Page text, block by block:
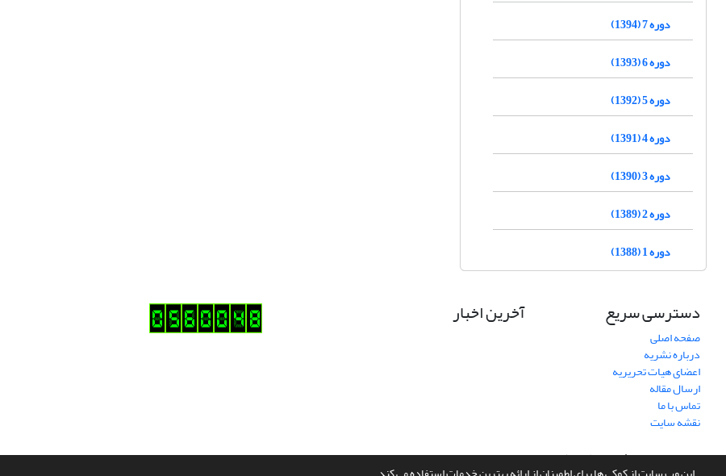
دوره 7 (1394)
دوره 6 (1393)
دوره 5 (1392)
دوره 4 (1391)
دوره 3 (1390)
دوره 2 (1389)
دوره 1 (1388)
دسترسی سریع
صفحه اصلی
درباره نشریه
اعضای هیات تحریریه
ارسال مقاله
تماس با ما
نقشه سایت
آخرین اخبار
سامانه مدیریت نشریات علمی.طراحی و پیاده سازی ازسیناوب